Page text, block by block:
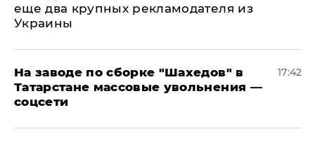
еще два крупных рекламодателя из
Украины
На заводе по сборке "Шахедов" в
Татарстане массовые увольнения —
соцсети
17:42